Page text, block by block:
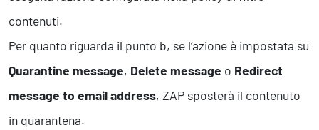
contenuti.
Per quanto riguarda il punto b, se l’azione è impostata su
Quarantine message, Delete message o Redirect
message to email address, ZAP sposterà il contenuto
in quarantena.